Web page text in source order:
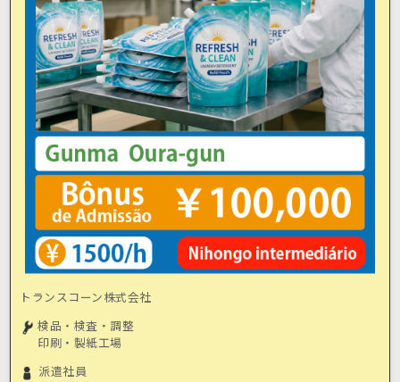
トランスコーン株式会社
検品・検査・調整
印刷・製紙工場
派遣社員